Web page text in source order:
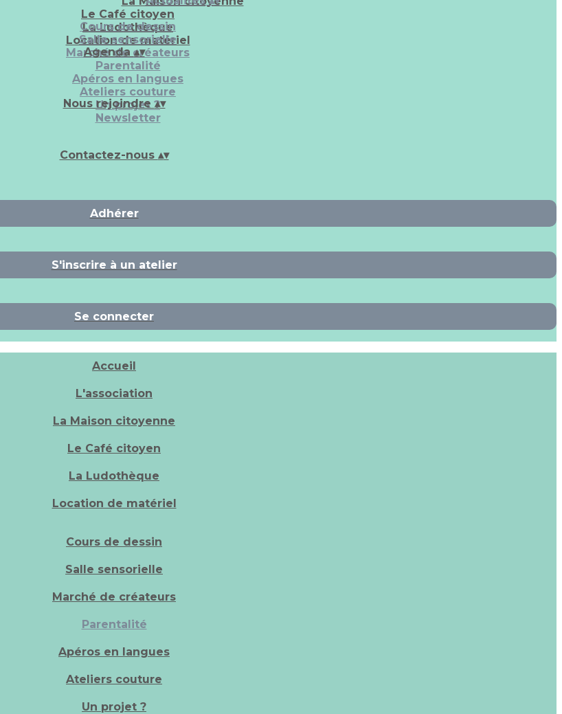
Le Café citoyen
La Ludothèque
Location de matériel
Cours de dessin
Salle sensorielle
Marché de créateurs
Parentalité
Apéros en langues
Ateliers couture
Un projet ?
Newsletter
Agenda▴▾
Nous rejoindre▴▾
Contactez-nous ▴▾
Adhérer
S'inscrire à un atelier
Se connecter
Accueil
L'association
La Maison citoyenne
Le Café citoyen
La Ludothèque
Location de matériel
Cours de dessin
Salle sensorielle
Marché de créateurs
Parentalité
Apéros en langues
Ateliers couture
Un projet ?